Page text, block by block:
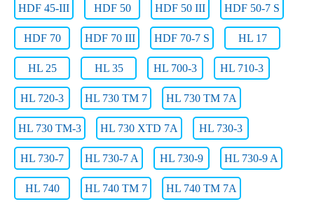
HDF 45-III HDF 50 HDF 50 III HDF 50-7 S
HDF 70 HDF 70 III HDF 70-7 S HL 17
HL 25 HL 35 HL 700-3 HL 710-3
HL 720-3 HL 730 TM 7 HL 730 TM 7A
HL 730 TM-3 HL 730 XTD 7A HL 730-3
HL 730-7 HL 730-7 A HL 730-9 HL 730-9 A
HL 740 HL 740 TM 7 HL 740 TM 7A